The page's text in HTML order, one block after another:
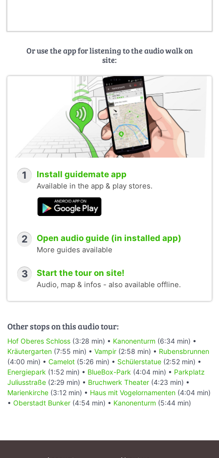
Or use the app for listening to the audio walk on
site:
1 Install guidemate app
Available in the app & play stores.
2 Open audio guide (in installed app)
More guides available
3 Start the tour on site!
Audio, map & infos - also available offline.
Other stops on this audio tour:
Hof Oberes Schloss (3:28 min) • Kanonenturm (6:34 min) •
Kräutergarten (7:55 min) • Vampir (2:58 min) • Rubensbrunnen
(4:00 min) • Camelot (5:26 min) • Schülerstatue (2:52 min) •
Energiepark (1:52 min) • BlueBox-Park (4:04 min) • Parkplatz
Juliusstraße (2:29 min) • Bruchwerk Theater (4:23 min) •
Marienkirche (3:12 min) • Haus mit Vogelornamenten (4:04 min)
• Oberstadt Bunker (4:54 min) • Kanonenturm (5:44 min)